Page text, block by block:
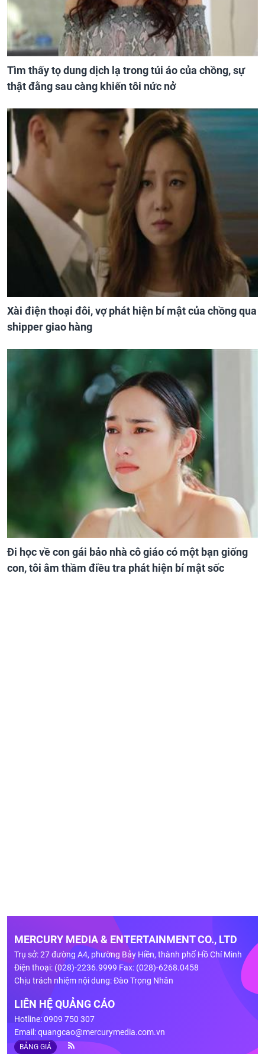
Tìm thấy tọ dung dịch lạ trong túi áo của chồng, sự
thật đằng sau càng khiến tôi nức nở
Xài điện thoại đôi, vợ phát hiện bí mật của chồng qua
shipper giao hàng
Đi học về con gái bảo nhà cô giáo có một bạn giống
con, tôi âm thầm điều tra phát hiện bí mật sốc
MERCURY MEDIA & ENTERTAINMENT CO., LTD
Trụ sở: 27 đường A4, phường Bảy Hiền, thành phố Hồ Chí Minh
Điện thoại: (028)-2236.9999 Fax: (028)-6268.0458
Chịu trách nhiệm nội dung: Đào Trọng Nhân
LIÊN HỆ QUẢNG CÁO
Hotline: 0909 750 307
Email:quangcao@mercurymedia.com.vn
BẢNG GIÁ